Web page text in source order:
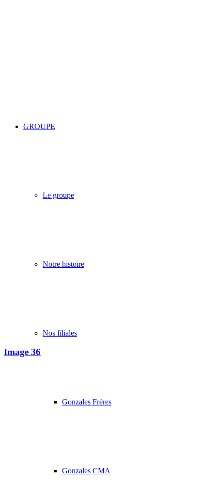
GROUPE
Le groupe
Notre histoire
Nos filiales
Gonzales Frères
Gonzales CMA
Image 36